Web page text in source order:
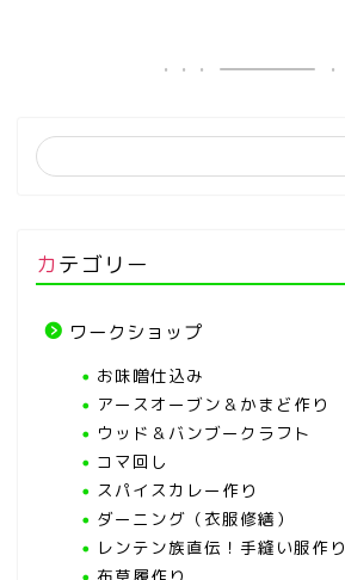
カテゴリー
ワークショップ
お味噌仕込み
アースオーブン＆かまど作り
ウッド＆バンブークラフト
コマ回し
スパイスカレー作り
ダーニング（衣服修繕）
レンテン族直伝！手縫い服作り